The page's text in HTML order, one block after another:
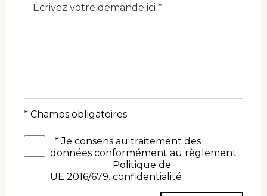
* Champs obligatoires
*Je consens au traitement des
données conformément au règlement
UE 2016/679.
Politique de
confidentialité